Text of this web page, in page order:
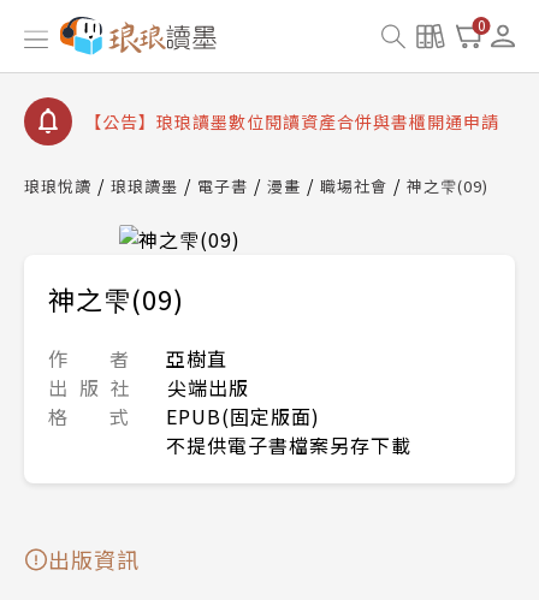
0
【公告】琅琅書店服務升級重要說明及資產合併結果
查詢
【公告】8/10、8/13 行動網路降速演練提醒
【公告】琅琅讀墨數位閱讀資產合併與書櫃開通申請
請圖文教學
【公告】琅琅書店服務升級重要說明及資產合併結果
【公告】8/10、8/13 行動網路降速演練提醒
琅琅悅讀 琅琅讀墨 電子書 漫畫 職場社會 神之雫(09)
神之雫(09)
作 者
亞樹直
出 版 社
尖端出版
格 式
EPUB(固定版面)
不提供電子書檔案另存下載
出版資訊